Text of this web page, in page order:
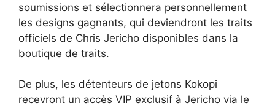
soumissions et sélectionnera personnellement
les designs gagnants, qui deviendront les traits
officiels de Chris Jericho disponibles dans la
boutique de traits.
De plus, les détenteurs de jetons Kokopi
recevront un accès VIP exclusif à Jericho via le